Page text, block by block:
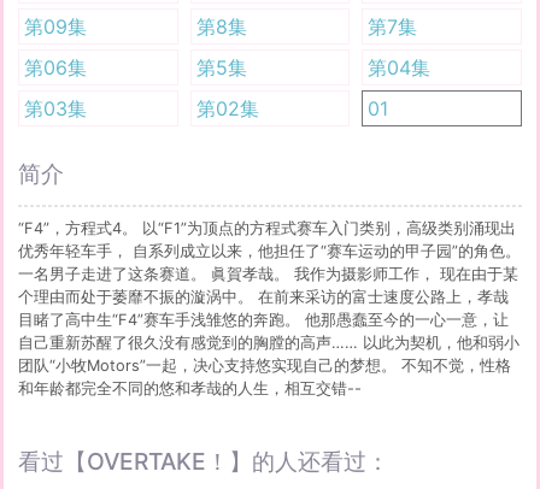
第09集
第8集
第7集
第06集
第5集
第04集
第03集
第02集 01
简介
“F4”，方程式4。 以“F1”为顶点的方程式赛车入门类别，高级类别涌现出
优秀年轻车手， 自系列成立以来，他担任了“赛车运动的甲子园”的角色。
一名男子走进了这条赛道。 眞賀孝哉。 我作为摄影师工作， 现在由于某
个理由而处于萎靡不振的漩涡中。 在前来采访的富士速度公路上，孝哉
目睹了高中生“F4”赛车手浅雏悠的奔跑。 他那愚蠢至今的一心一意，让
自己重新苏醒了很久没有感觉到的胸膛的高声…… 以此为契机，他和弱小
团队“小牧Motors”一起，决心支持悠实现自己的梦想。 不知不觉，性格
和年龄都完全不同的悠和孝哉的人生，相互交错--
看过【OVERTAKE！】的人还看过：